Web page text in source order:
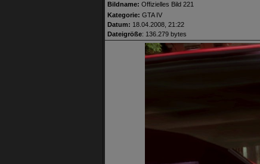
Bildname: Offizielles Bild 221
Kategorie: GTA IV
Datum: 18.04.2008, 21:22
Dateigröße: 136.279 bytes